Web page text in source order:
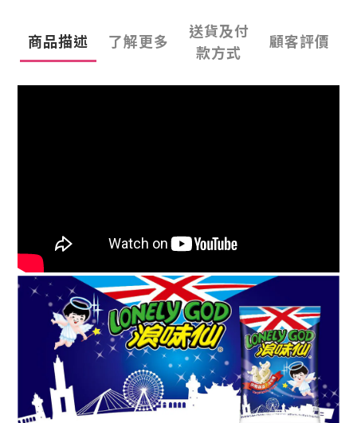
商品描述 了解更多
送貨及付
款方式
顧客評價